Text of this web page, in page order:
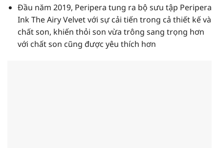
Đầu năm 2019, Peripera tung ra bộ sưu tập Peripera
Ink The Airy Velvet với sự cải tiến trong cả thiết kế và
chất son, khiến thỏi son vừa trông sang trọng hơn
với chất son cũng được yêu thích hơn